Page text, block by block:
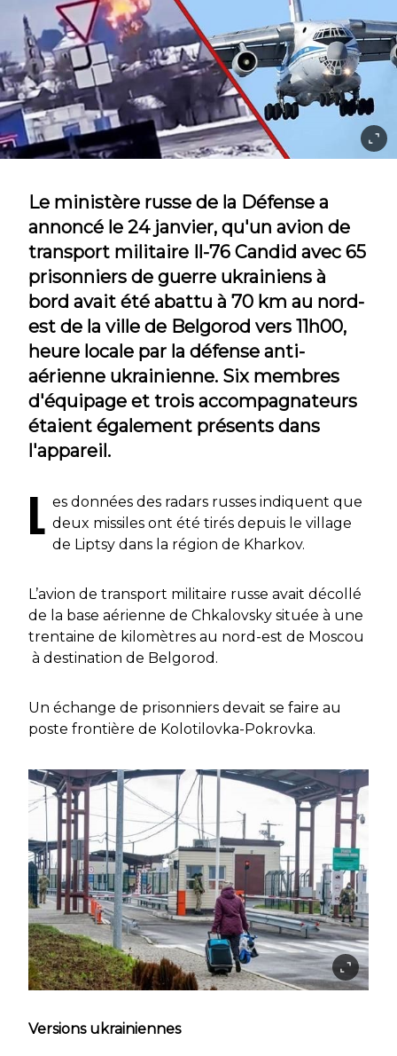
Le ministère russe de la Défense a
annoncé le 24 janvier, qu'un avion de
transport militaire Il-76 Candid avec 65
prisonniers de guerre ukrainiens à
bord avait été abattu à 70 km au nord-
est de la ville de Belgorod vers 11h00,
heure locale par la défense anti-
aérienne ukrainienne. Six membres
d'équipage et trois accompagnateurs
étaient également présents dans
l'appareil.
L es données des radars russes indiquent que
deux missiles ont été tirés depuis le village
de Liptsy dans la région de Kharkov.
L’avion de transport militaire russe avait décollé
de la base aérienne de Chkalovsky située à une
trentaine de kilomètres au nord-est de Moscou
à destination de Belgorod.
Un échange de prisonniers devait se faire au
poste frontière de Kolotilovka-Pokrovka.
Versions ukrainiennes